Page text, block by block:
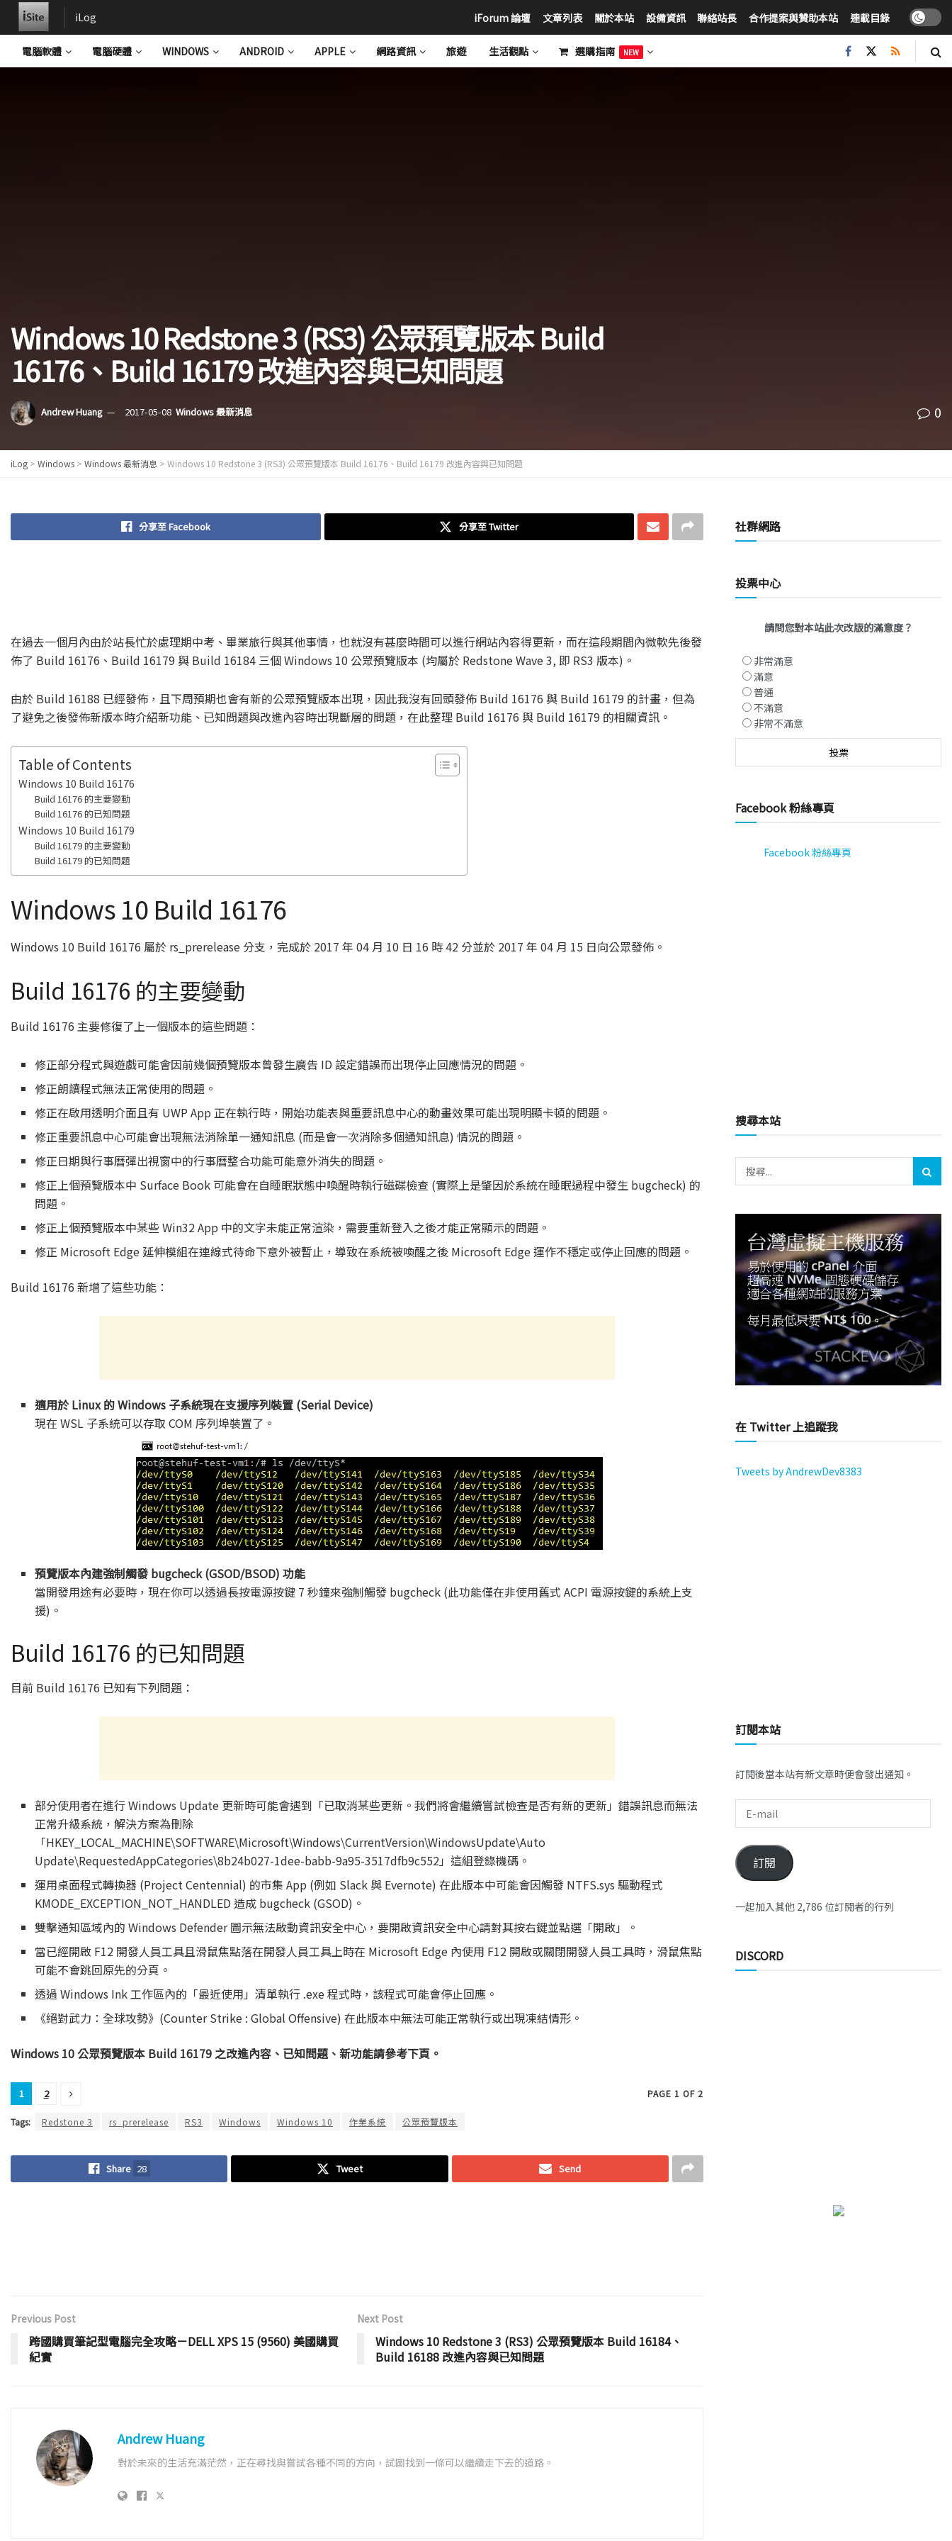
iLog iForum 論壇 文章列表 關於本站 設備資訊 聯絡站長 合作提案與贊助本站 連載目錄
電腦軟體 電腦硬體 WINDOWS ANDROID APPLE 網路資訊 旅遊 生活觀點 選購指南 NEW
Windows 10 Redstone 3 (RS3) 公眾預覽版本 Build
16176、Build 16179 改進內容與已知問題
Andrew Huang 2017-05-08 Windows 最新消息 0
iLog > Windows > Windows 最新消息 > Windows 10 Redstone 3 (RS3) 公眾預覽版本 Build 16176、Build 16179 改進內容與已知問題
分享至 Facebook 分享至 Twitter
在過去一個月內由於站長忙於處理期中考、畢業旅行與其他事情，也就沒有甚麼時間可以進行網站內容得更新，而在這段期間內微軟先後發
佈了 Build 16176、Build 16179 與 Build 16184 三個 Windows 10 公眾預覽版本 (均屬於 Redstone Wave 3, 即 RS3 版本)。
由於 Build 16188 已經發佈，且下周預期也會有新的公眾預覽版本出現，因此我沒有回頭發佈 Build 16176 與 Build 16179 的計畫，但為
了避免之後發佈新版本時介紹新功能、已知問題與改進內容時出現斷層的問題，在此整理 Build 16176 與 Build 16179 的相關資訊。
Table of Contents
Windows 10 Build 16176
Build 16176 的主要變動
Build 16176 的已知問題
Windows 10 Build 16179
Build 16179 的主要變動
Build 16179 的已知問題
Windows 10 Build 16176
Windows 10 Build 16176 屬於 rs_prerelease 分支，完成於 2017 年 04 月 10 日 16 時 42 分並於 2017 年 04 月 15 日向公眾發佈。
Build 16176 的主要變動
Build 16176 主要修復了上一個版本的這些問題：
修正部分程式與遊戲可能會因前幾個預覽版本曾發生廣告 ID 設定錯誤而出現停止回應情況的問題。
修正朗讀程式無法正常使用的問題。
修正在啟用透明介面且有 UWP App 正在執行時，開始功能表與重要訊息中心的動畫效果可能出現明顯卡頓的問題。
修正重要訊息中心可能會出現無法消除單一通知訊息 (而是會一次消除多個通知訊息) 情況的問題。
修正日期與行事曆彈出視窗中的行事曆整合功能可能意外消失的問題。
修正上個預覽版本中 Surface Book 可能會在自睡眠狀態中喚醒時執行磁碟檢查 (實際上是肇因於系統在睡眠過程中發生 bugcheck) 的
問題。
修正上個預覽版本中某些 Win32 App 中的文字未能正常渲染，需要重新登入之後才能正常顯示的問題。
修正 Microsoft Edge 延伸模組在連線式待命下意外被暫止，導致在系統被喚醒之後 Microsoft Edge 運作不穩定或停止回應的問題。
Build 16176 新增了這些功能：
適用於 Linux 的 Windows 子系統現在支援序列裝置 (Serial Device)
現在 WSL 子系統可以存取 COM 序列埠裝置了。
預覽版本內建強制觸發 bugcheck (GSOD/BSOD) 功能
當開發用途有必要時，現在你可以透過長按電源按鍵 7 秒鐘來強制觸發 bugcheck (此功能僅在非使用舊式 ACPI 電源按鍵的系統上支
援)。
Build 16176 的已知問題
目前 Build 16176 已知有下列問題：
部分使用者在進行 Windows Update 更新時可能會遇到「已取消某些更新。我們將會繼續嘗試檢查是否有新的更新」錯誤訊息而無法
正常升級系統，解決方案為刪除
「HKEY_LOCAL_MACHINE\SOFTWARE\Microsoft\Windows\CurrentVersion\WindowsUpdate\Auto
Update\RequestedAppCategories\8b24b027-1dee-babb-9a95-3517dfb9c552」這組登錄機碼。
運用桌面程式轉換器 (Project Centennial) 的市集 App (例如 Slack 與 Evernote) 在此版本中可能會因觸發 NTFS.sys 驅動程式
KMODE_EXCEPTION_NOT_HANDLED 造成 bugcheck (GSOD)。
雙擊通知區域內的 Windows Defender 圖示無法啟動資訊安全中心，要開啟資訊安全中心請對其按右鍵並點選「開啟」。
當已經開啟 F12 開發人員工具且滑鼠焦點落在開發人員工具上時在 Microsoft Edge 內使用 F12 開啟或關閉開發人員工具時，滑鼠焦點
可能不會跳回原先的分頁。
透過 Windows Ink 工作區內的「最近使用」清單執行 .exe 程式時，該程式可能會停止回應。
《絕對武力：全球攻勢》(Counter Strike : Global Offensive) 在此版本中無法可能正常執行或出現凍結情形。
Windows 10 公眾預覽版本 Build 16179 之改進內容、已知問題、新功能請參考下頁。
PAGE 1 OF 2
1 2
Tags: Redstone 3 rs_prerelease RS3 Windows Windows 10 作業系統 公眾預覽版本
Share 28 Tweet Send
Previous Post
跨國購買筆記型電腦完全攻略－DELL XPS 15 (9560) 美國購買
紀實
Next Post
Windows 10 Redstone 3 (RS3) 公眾預覽版本 Build 16184、
Build 16188 改進內容與已知問題
Andrew Huang
對於未來的生活充滿茫然，正在尋找與嘗試各種不同的方向，試圖找到一條可以繼續走下去的道路。
社群網路
投票中心
請問您對本站此次改版的滿意度？
非常滿意
滿意
普通
不滿意
非常不滿意
Facebook 粉絲專頁
Facebook 粉絲專頁
搜尋本站
在 Twitter 上追蹤我
Tweets by AndrewDev8383
訂閱本站
訂閱後當本站有新文章時便會發出通知。
訂閱
一起加入其他 2,786 位訂閱者的行列
DISCORD